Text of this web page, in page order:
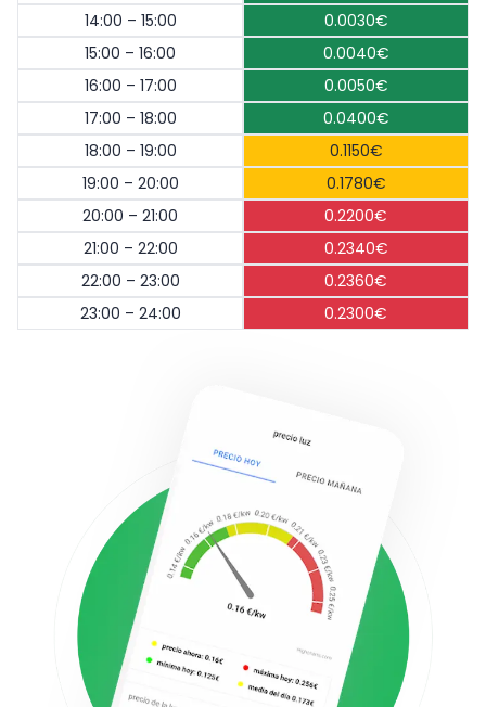
14:00 – 15:00
0.0030€
15:00 – 16:00
0.0040€
16:00 – 17:00
0.0050€
17:00 – 18:00
0.0400€
18:00 – 19:00
0.1150€
19:00 – 20:00
0.1780€
20:00 – 21:00
0.2200€
21:00 – 22:00
0.2340€
22:00 – 23:00
0.2360€
23:00 – 24:00
0.2300€